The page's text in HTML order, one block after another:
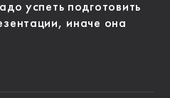
успеть подготовить
иначе она